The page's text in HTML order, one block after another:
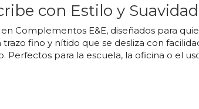
con Estilo y
Complementos E&E, diseñados para
fino y nítido que se desliza con
para la escuela, la oficina o el